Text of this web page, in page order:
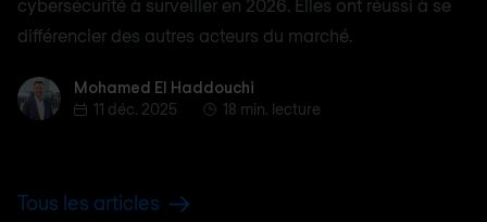
cybersécurité à surveiller en 2026. Elles ont réussi à se
différencier des autres acteurs du marché.
Mohamed El Haddouchi
Mohamed El Haddouchi
11 déc. 2025
18 min. lecture
Tous les articles